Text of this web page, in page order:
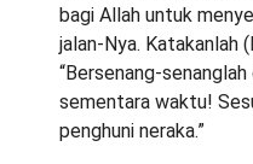
bagi Allah untuk
jalan-Nya. Katakanlah
“Bersenang-
sementara waktu!
penghuni neraka.”